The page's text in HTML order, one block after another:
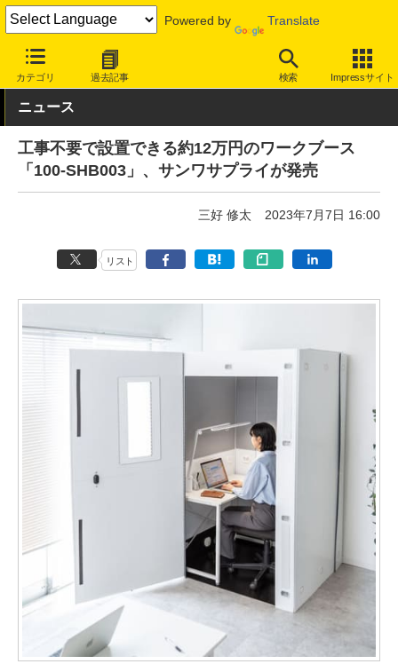
Powered by Translate
カテゴリ 過去記事 検索 Impressサイト
INTERNET Watch トピック ワークスペース
ニュース
工事不要で設置できる約12万円のワークブース
「100-SHB003」、サンワサプライが発売
三好 修太 2023年7月7日 16:00
リスト